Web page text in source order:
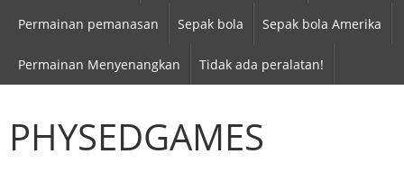
Permainan pemanasan Sepak bola Sepak bola Amerika
Permainan Menyenangkan Tidak ada peralatan!
PHYSEDGAMES